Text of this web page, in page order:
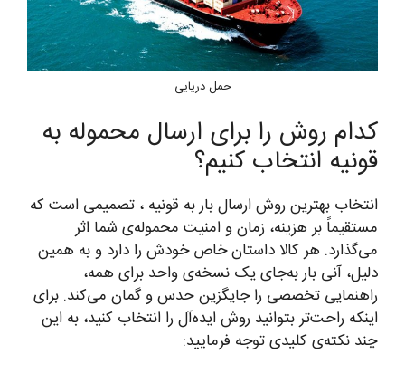
حمل دریایی
کدام روش را برای ارسال محموله به
قونیه انتخاب کنیم؟
انتخاب بهترین روش ارسال بار به قونیه ، تصمیمی است که
مستقیماً بر هزینه، زمان و امنیت محموله‌ی شما اثر
می‌گذارد. هر کالا داستان خاص خودش را دارد و به همین
دلیل، آنی بار به‌جای یک نسخه‌ی واحد برای همه،
راهنمایی تخصصی را جایگزین حدس و گمان می‌کند. برای
اینکه راحت‌تر بتوانید روش ایده‌آل را انتخاب کنید، به این
چند نکته‌ی کلیدی توجه فرمایید: